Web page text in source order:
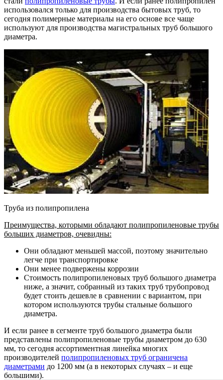
использовался только для производства бытовых труб, то
сегодня полимерные материалы на его основе все чаще
используют для производства магистральных труб большого
диаметра.
Труба из полипропилена
Преимущества, которыми обладают полипропиленовые трубы
больших диаметров, очевидны:
Они обладают меньшей массой, поэтому значительно
легче при транспортировке
Они менее подвержены коррозии
Стоимость полипропиленовых труб большого диаметра
ниже, а значит, собранный из таких труб трубопровод
будет стоить дешевле в сравнении с вариантом, при
котором используются трубы стальные большого
диаметра.
И если ранее в сегменте труб большого диаметра были
представлены полипропиленовые трубы диаметром до 630
мм, то сегодня ассортиментная линейка многих
производителей полипропиленовых труб ограничена
диаметрами до 1200 мм (а в некоторых случаях – и еще
большими).